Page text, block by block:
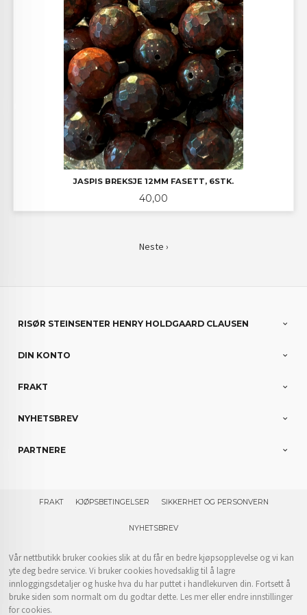
JASPIS BREKSJE 12MM FASETT, 6STK.
Pris
40,00
Neste ›
RISØR STEINSENTER HENRY HOLDGAARD CLAUSEN
DIN KONTO
FRAKT
NYHETSBREV
PARTNERE
FRAKT KJØPSBETINGELSER SIKKERHET OG PERSONVERN
NYHETSBREV
Vår nettbutikk bruker cookies slik at du får en bedre kjøpsopplevelse og vi kan
yte deg bedre service. Vi bruker cookies hovedsaklig til å lagre
innloggingsdetaljer og huske hva du har puttet i handlekurven din. Fortsett å
bruke siden som normalt om du godtar dette. Les merellerendre innstillinger
for cookies.